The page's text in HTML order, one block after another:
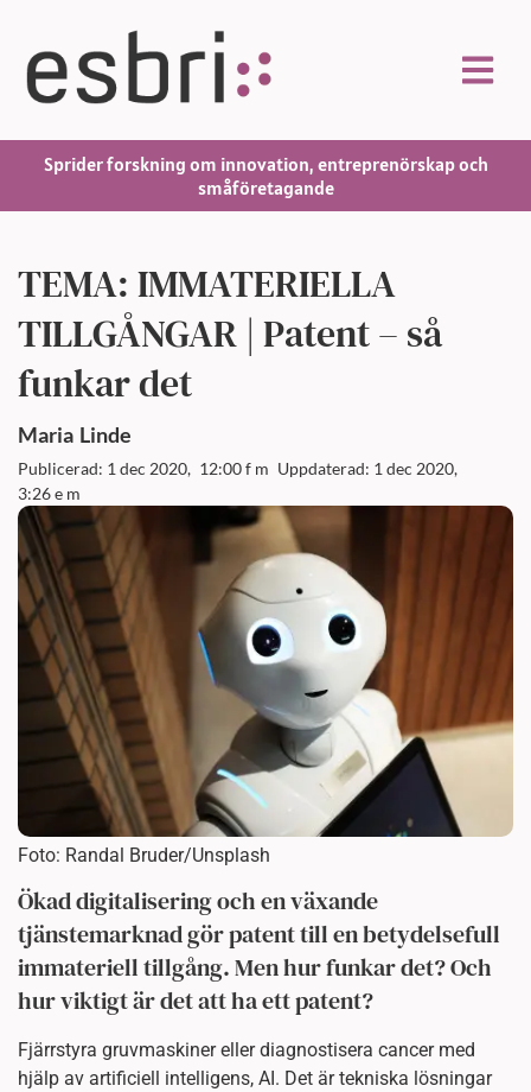
Sprider forskning om innovation, entreprenörskap och
småföretagande
TEMA: IMMATERIELLA
TILLGÅNGAR | Patent – så
funkar det
Maria Linde
Publicerad: 1 dec 2020, 12:00 f m Uppdaterad: 1 dec 2020,
3:26 e m
Foto: Randal Bruder/Unsplash
Ökad digitalisering och en växande
tjänstemarknad gör patent till en betydelsefull
immateriell tillgång. Men hur funkar det? Och
hur viktigt är det att ha ett patent?
Fjärrstyra gruvmaskiner eller diagnostisera cancer med
hjälp av artificiell intelligens, AI. Det är tekniska lösningar